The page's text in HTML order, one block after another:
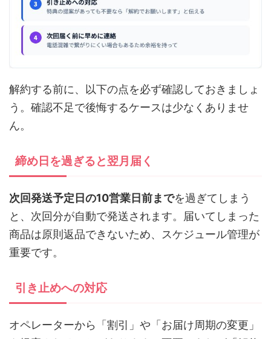
解約する前に、以下の点を必ず確認しておきましょ
う。確認不足で後悔するケースは少なくありませ
ん。
締め日を過ぎると翌月届く
次回発送予定日の10営業日前までを過ぎてしまう
と、次回分が自動で発送されます。届いてしまった
商品は原則返品できないため、スケジュール管理が
重要です。
引き止めへの対応
オペレーターから「割引」や「お届け周期の変更」